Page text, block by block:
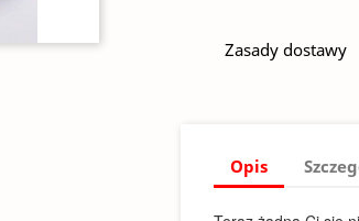
Zasady dostawy
Opis